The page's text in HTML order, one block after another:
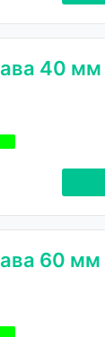
40 мм
60 мм